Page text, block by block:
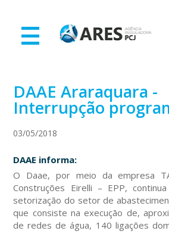
DAAE Araraquara -
Interrupção
03/05/2018
DAAE informa:
O Daae, por meio da empresa
Construções Eirelli – EPP,
setorização do setor de
que consiste na execução de,
de redes de água, 140 ligações